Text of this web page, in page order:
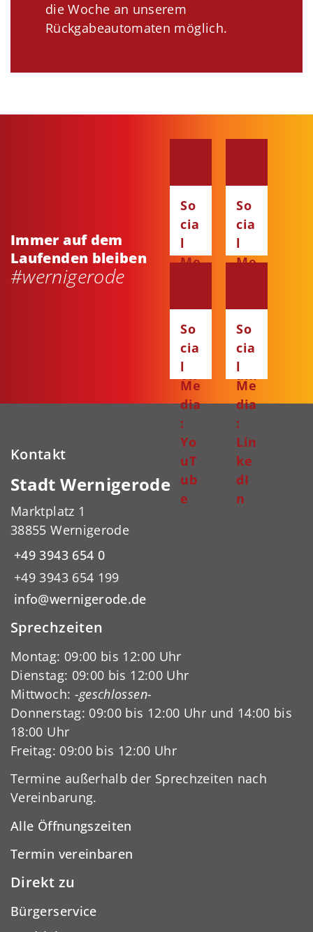
die Woche an unserem
Rückgabeautomaten möglich.
Immer auf dem
Laufenden bleiben
#wernigerode
So
cia
l
Me
ce
bo
ok
So
cia
l
Me
ta
gr
am
So
cia
l
Me
dia
:
Yo
uT
ub
e
So
cia
l
Me
dia
:
Lin
ke
dI
n
Kontakt
Stadt Wernigerode
Marktplatz 1
38855 Wernigerode
+49 3943 654 0
+49 3943 654 199
info@wernigerode.de
Sprechzeiten
Montag: 09:00 bis 12:00 Uhr
Dienstag: 09:00 bis 12:00 Uhr
Mittwoch: -geschlossen-
Donnerstag: 09:00 bis 12:00 Uhr und 14:00 bis
18:00 Uhr
Freitag: 09:00 bis 12:00 Uhr
Termine außerhalb der Sprechzeiten nach
Vereinbarung.
Alle Öffnungszeiten
Termin vereinbaren
Direkt zu
Bürgerservice